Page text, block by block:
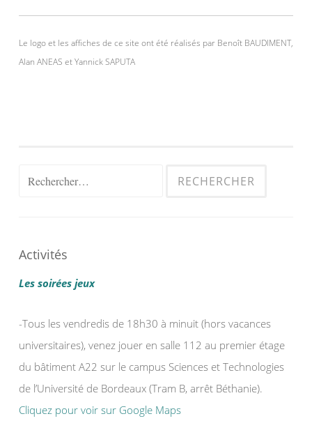
Le logo et les affiches de ce site ont été réalisés par Benoît BAUDIMENT,
Alan ANEAS et Yannick SAPUTA
Rechercher :
Activités
Les soirées jeux
-Tous les vendredis de 18h30 à minuit (hors vacances
universitaires), venez jouer en salle 112 au premier étage
du bâtiment A22 sur le campus Sciences et Technologies
de l’Université de Bordeaux (Tram B, arrêt Béthanie).
Cliquez pour voir sur Google Maps